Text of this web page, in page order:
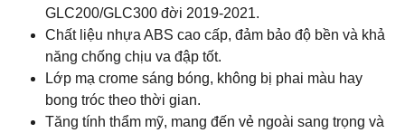
GLC200/GLC300 đời 2019-2021.
Chất liệu nhựa ABS cao cấp, đảm bảo độ bền và khả
năng chống chịu va đập tốt.
Lớp mạ crome sáng bóng, không bị phai màu hay
bong tróc theo thời gian.
Tăng tính thẩm mỹ, mang đến vẻ ngoài sang trọng và